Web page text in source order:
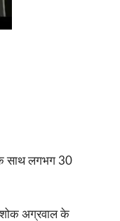
साथ लगभग 30
अग्रवाल के